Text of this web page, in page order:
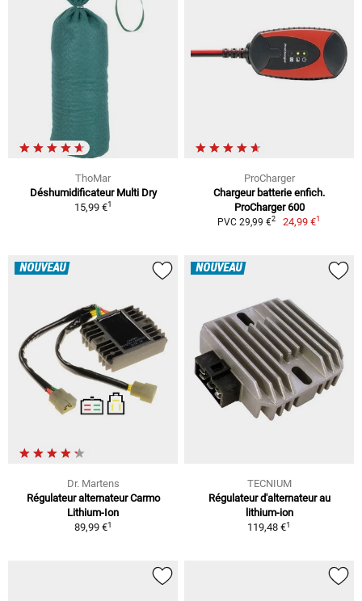
ThoMar
Déshumidificateur Multi Dry
15,99 €1
ProCharger
Chargeur batterie enfich.
ProCharger 600
PVC 29,99 €2 24,99 €1
NOUVEAU
Dr. Martens
Régulateur alternateur Carmo
Lithium-Ion
89,99 €1
NOUVEAU
TECNIUM
Régulateur d'alternateur au
lithium-ion
119,48 €1